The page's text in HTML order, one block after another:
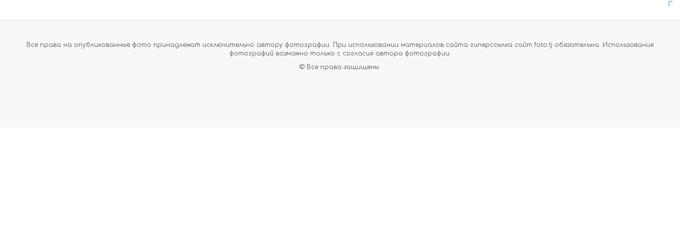
Все права на опубликованные фото принадлежат исключительно автору фотографии. При использовании материалов сайта гиперссылка сайт foto.tj обязательна. Использование
фотографий возможно только с согласия автора фотографии.
© Все права защищены.